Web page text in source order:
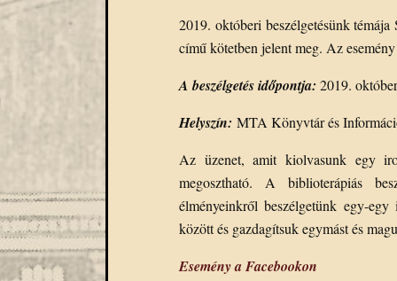
2019. októberi beszélgetésünk témája
című kötetben jelent meg. Az
A beszélgetés időpontja: 2019.
Helyszín: MTA Könyvtár és
Az üzenet, amit kiolvasunk egy
megosztható. A biblioterápiás
élményeinkről beszélgetünk egy-
között és gazdagítsuk egymást és
Esemény a Facebookon